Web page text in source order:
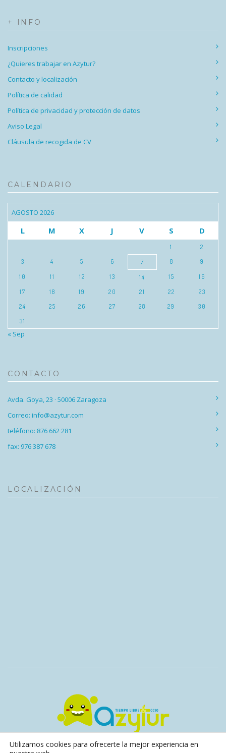
+ INFO
Inscripciones
¿Quieres trabajar en Azytur?
Contacto y localización
Política de calidad
Política de privacidad y protección de datos
Aviso Legal
Cláusula de recogida de CV
CALENDARIO
AGOSTO 2026
L M X J V S D
1
2
3
4 5 6 7 8
9
10
11 12 13 14 15
16
17
18 19 20 21 22
23
24
25 26 27 28 29
30
31
« Sep
CONTACTO
Avda. Goya, 23 · 50006 Zaragoza
Correo: info@azytur.com
teléfono: 876 662 281
fax: 976 387 678
LOCALIZACIÓN
Utilizamos cookies para ofrecerte la mejor experiencia en